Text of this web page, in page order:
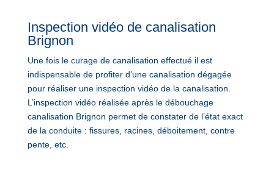
Inspection vidéo de canalisation
Brignon
Une fois le curage de canalisation effectué il est
indispensable de profiter d’une canalisation dégagée
pour réaliser une inspection vidéo de la canalisation.
L’inspection vidéo réalisée après le débouchage
canalisation Brignon permet de constater de l’état exact
de la conduite : fissures, racines, déboitement, contre
pente, etc.